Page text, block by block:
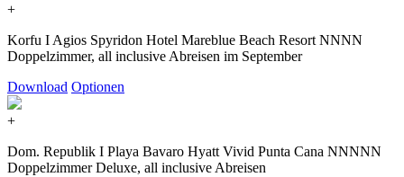
+
Korfu I Agios Spyridon Hotel Mareblue Beach Resort NNNN
Doppelzimmer, all inclusive Abreisen im September
Download Optionen
+
Dom. Republik I Playa Bavaro Hyatt Vivid Punta Cana NNNNN
Doppelzimmer Deluxe, all inclusive Abreisen